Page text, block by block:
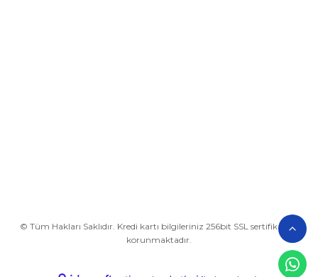
© Tüm Hakları Saklıdır. Kredi kartı bilgileriniz 256bit SSL sertifikası ile
korunmaktadır.